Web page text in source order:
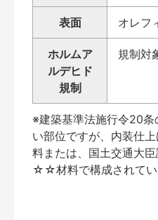
表面 オレフ
ホルムア
ルデヒド
規制
規制対
※建築基準法施行令20
い部位ですが、内装仕
料または、国土交通大
☆☆材料で構成されてい